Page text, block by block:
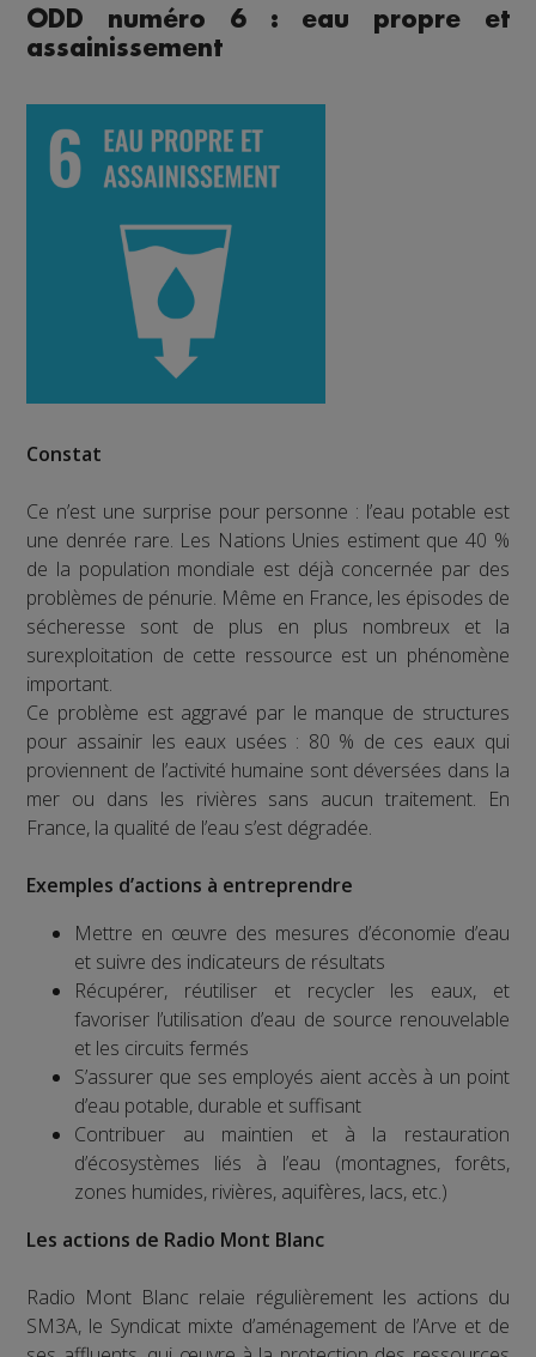
ODD numéro 6 : eau propre et
assainissement
Constat
Ce n’est une surprise pour personne : l’eau potable est
une denrée rare. Les Nations Unies estiment que 40 %
de la population mondiale est déjà concernée par des
problèmes de pénurie. Même en France, les épisodes de
sécheresse sont de plus en plus nombreux et la
surexploitation de cette ressource est un phénomène
important.
Ce problème est aggravé par le manque de structures
pour assainir les eaux usées : 80 % de ces eaux qui
proviennent de l’activité humaine sont déversées dans la
mer ou dans les rivières sans aucun traitement. En
France, la qualité de l’eau s’est dégradée.
Exemples d’actions à entreprendre
Mettre en œuvre des mesures d’économie d’eau
et suivre des indicateurs de résultats
Récupérer, réutiliser et recycler les eaux, et
favoriser l’utilisation d’eau de source renouvelable
et les circuits fermés
S’assurer que ses employés aient accès à un point
d’eau potable, durable et suffisant
Contribuer au maintien et à la restauration
d’écosystèmes liés à l’eau (montagnes, forêts,
zones humides, rivières, aquifères, lacs, etc.)
Les actions de Radio Mont Blanc
Radio Mont Blanc relaie régulièrement les actions du
SM3A, le Syndicat mixte d’aménagement de l’Arve et de